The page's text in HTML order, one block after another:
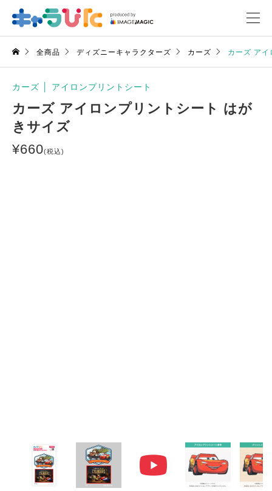
全商品 ディズニーキャラクターズ カーズ カーズ ア
カーズ アイロンプリントシート
カーズ アイロンプリントシート はが
きサイズ
¥660(税込)